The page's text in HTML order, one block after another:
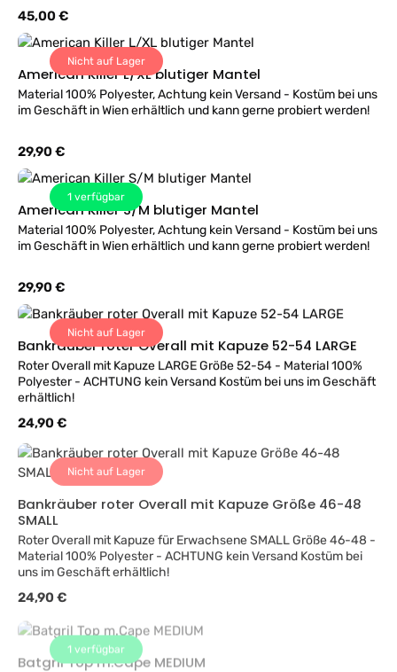
Regulärer Preis:
45,00 €
Nicht auf Lager
American Killer L/XL blutiger Mantel
Material 100% Polyester, Achtung kein Versand - Kostüm bei uns
im Geschäft in Wien erhältlich und kann gerne probiert werden!
Regulärer Preis:
29,90 €
1 verfügbar
American Killer S/M blutiger Mantel
Material 100% Polyester, Achtung kein Versand - Kostüm bei uns
im Geschäft in Wien erhältlich und kann gerne probiert werden!
Regulärer Preis:
29,90 €
Nicht auf Lager
Bankräuber roter Overall mit Kapuze 52-54 LARGE
Roter Overall mit Kapuze LARGE Größe 52-54 - Material 100%
Polyester - ACHTUNG kein Versand Kostüm bei uns im Geschäft
erhältlich!
Regulärer Preis:
24,90 €
Nicht auf Lager
Bankräuber roter Overall mit Kapuze Größe 46-48
SMALL
Roter Overall mit Kapuze für Erwachsene SMALL Größe 46-48 -
Material 100% Polyester - ACHTUNG kein Versand Kostüm bei
uns im Geschäft erhältlich!
Regulärer Preis:
24,90 €
1verfügbar
Batgril Top m.Cape MEDIUM